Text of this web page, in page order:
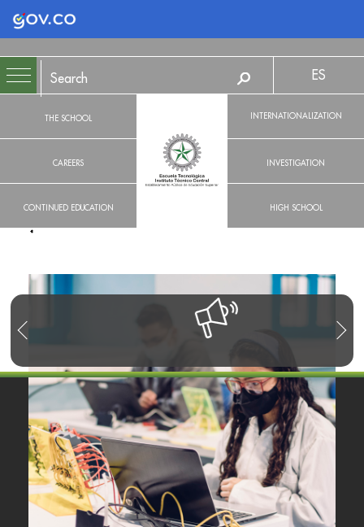
Logo Gobierno de Colombia
THE SCHOOL
CAREERS
CONTINUED EDUCATION
ES
INTERNATIONALIZATION
INVESTIGATION
HIGH SCHOOL